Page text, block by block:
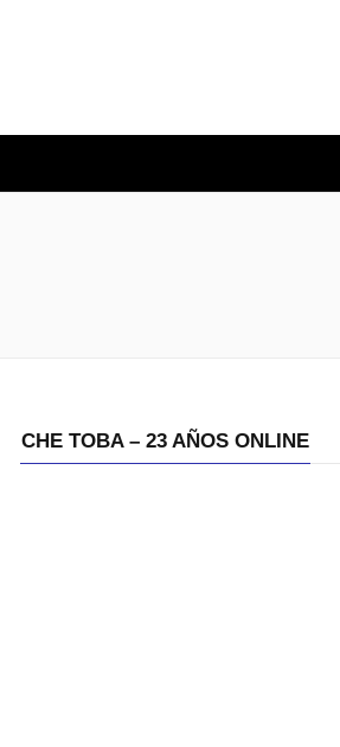
CHE TOBA – 23 AÑOS ONLINE